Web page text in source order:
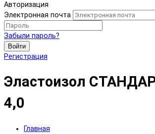
Авторизация
Электронная почта
Забыли пароль?
Войти
Регистрация
Эластоизол
4,0
Главная